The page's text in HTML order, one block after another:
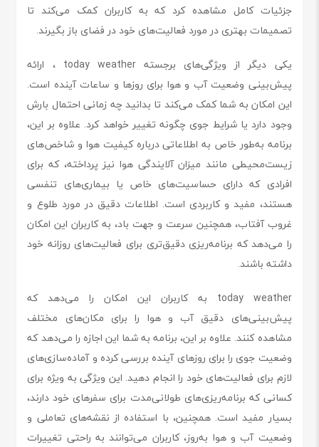
جزئیات کامل مشاهده کرد که به کاربران کمک می‌کند تا
تصمیمات بهتری در مورد فعالیت‌های خود در فضای باز بگیرند.
یکی دیگر از ویژگی‌های برجسته today weather ، ارائه
پیش‌بینی وضعیت آب و هوا برای روزها و ساعات آینده است.
این امکان به شما کمک می‌کند تا بدانید چه زمانی احتمال بارش
وجود دارد یا شرایط جوی چگونه تغییر خواهد کرد. علاوه بر این،
برنامه به‌طور خاص به اطلاعاتی درباره کیفیت هوا و شاخص‌های
زیست‌محیطی مانند میزان آلایندگی هوا نیز پرداخته، که برای
افرادی که دارای حساسیت‌های خاص یا بیماری‌های تنفسی
هستند، مفید و کاربردی است. اطلاعات دقیق در مورد طلوع و
غروب آفتاب، همچنین سرعت و جهت باد، به کاربران این امکان
را می‌دهد که برنامه‌ریزی دقیق‌تری برای فعالیت‌های روزانه خود
داشته باشند.
today weather به کاربران این امکان را می‌دهد که
پیش‌بینی‌های دقیق آب و هوا را برای مکان‌های مختلف
مشاهده کنند. علاوه بر این، برنامه به شما این اجازه را می‌دهد که
وضعیت جوی را برای روزهای آینده بررسی کرده و آماده‌سازی‌های
لازم برای فعالیت‌های خود را انجام دهید. این ویژگی به ویژه برای
کسانی که برنامه‌ریزی‌های طولانی‌مدت برای سفرهای خود دارند،
بسیار مفید است. همچنین، با استفاده از نقشه‌های تعاملی و
وضعیت آب و هوا به‌روز، کاربران می‌توانند به راحتی تغییرات